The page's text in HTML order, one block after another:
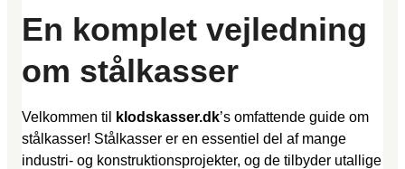
En komplet vejledning
om stålkasser
Velkommen til klodskasser.dk’s omfattende guide om
stålkasser! Stålkasser er en essentiel del af mange
industri- og konstruktionsprojekter, og de tilbyder utallige